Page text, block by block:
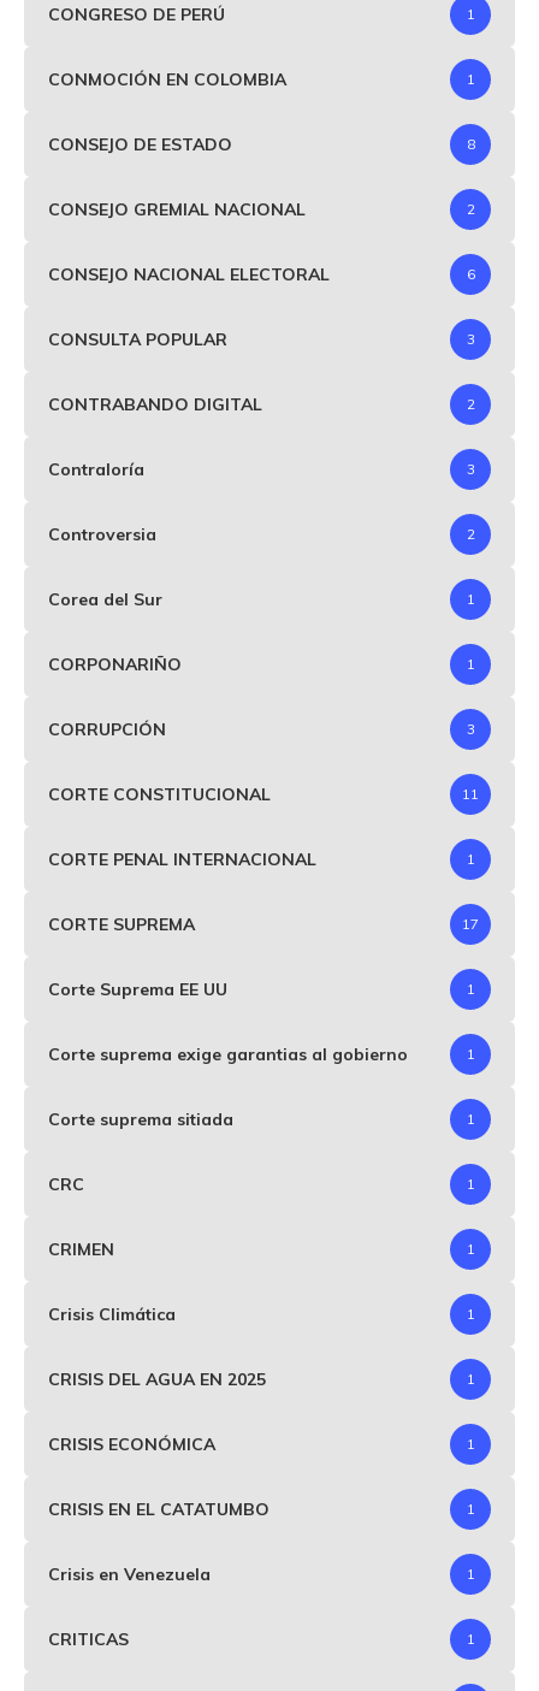
CONGRESO DE PERÚ 1
CONMOCIÓN EN COLOMBIA 1
CONSEJO DE ESTADO 8
CONSEJO GREMIAL NACIONAL 2
CONSEJO NACIONAL ELECTORAL 6
CONSULTA POPULAR 3
CONTRABANDO DIGITAL 2
Contraloría 3
Controversia 2
Corea del Sur 1
CORPONARIÑO 1
CORRUPCIÓN 3
CORTE CONSTITUCIONAL 11
CORTE PENAL INTERNACIONAL 1
CORTE SUPREMA 17
Corte Suprema EE UU 1
Corte suprema exige garantias al gobierno 1
Corte suprema sitiada 1
CRC 1
CRIMEN 1
Crisis Climática 1
CRISIS DEL AGUA EN 2025 1
CRISIS ECONÓMICA 1
CRISIS EN EL CATATUMBO 1
Crisis en Venezuela 1
CRITICAS 1